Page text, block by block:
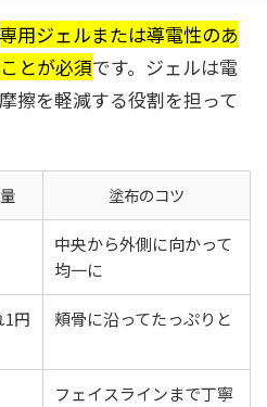
専用ジェルまたは導電性のあ
とが必須です。ジェルは電
擦を軽減する役割を担って
塗布のコツ
中央から外側に向かって
均一に
1円
頬骨に沿ってたっぷりと
フェイスラインまで丁寧